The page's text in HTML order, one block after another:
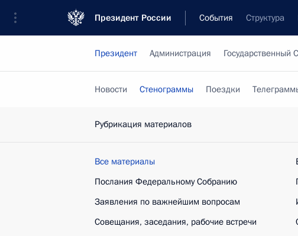
Президент России События Структура
Президент Администрация Государственный
Новости Стенограммы Поездки
Рубрикация материалов
Все материалы
Послания Федеральному Собранию
Заявления по важнейшим вопросам
Совещания, заседания, рабочие встречи